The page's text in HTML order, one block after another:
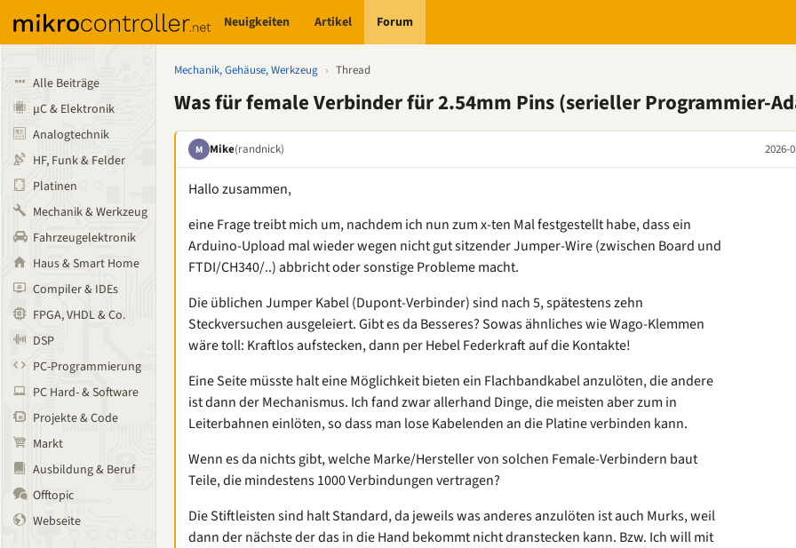
Neuigkeiten Artikel Forum
Alle Beiträge
µC & Elektronik
Analogtechnik
HF, Funk & Felder
Platinen
Mechanik & Werkzeug
Fahrzeugelektronik
Haus & Smart Home
Compiler & IDEs
FPGA, VHDL & Co.
DSP
PC-Programmierung
PC Hard- & Software
Projekte & Code
Markt
Ausbildung & Beruf
Offtopic
Webseite
Mechanik, Gehäuse, Werkzeug › Thread
Was für female Verbinder für 2.54mm Pins (serieller Programmier-
M Mike(randnick) 2026-
Hallo zusammen,
eine Frage treibt mich um, nachdem ich nun zum x-ten Mal festgestellt habe, dass ein
Arduino-Upload mal wieder wegen nicht gut sitzender Jumper-Wire (zwischen Board und
FTDI/CH340/..) abbricht oder sonstige Probleme macht.
Die üblichen Jumper Kabel (Dupont-Verbinder) sind nach 5, spätestens zehn
Steckversuchen ausgeleiert. Gibt es da Besseres? Sowas ähnliches wie Wago-Klemmen
wäre toll: Kraftlos aufstecken, dann per Hebel Federkraft auf die Kontakte!
Eine Seite müsste halt eine Möglichkeit bieten ein Flachbandkabel anzulöten, die andere
ist dann der Mechanismus. Ich fand zwar allerhand Dinge, die meisten aber zum in
Leiterbahnen einlöten, so dass man lose Kabelenden an die Platine verbinden kann.
Wenn es da nichts gibt, welche Marke/Hersteller von solchen Female-Verbindern baut
Teile, die mindestens 1000 Verbindungen vertragen?
Die Stiftleisten sind halt Standard, da jeweils was anderes anzulöten ist auch Murks, weil
dann der nächste der das in die Hand bekommt nicht dranstecken kann. Bzw. Ich will mit